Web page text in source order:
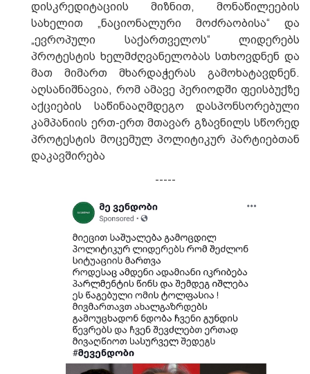
დისკრედიტაციის მიზნით, მონაწილეების
სახელით „ნაციონალური მოძრაობისა“ და
„ევროპული საქართველოს“ ლიდერებს
პროტესტის ხელმძღვანელობას სთხოვდნენ და
მათ მიმართ მხარდაჭერას გამოხატავდნენ.
აღსანიშნავია, რომ ამავე პერიოდში ფეისბუქზე
აქციების საწინააღმდეგო დასპონსორებული
კამპანიის ერთ-ერთ მთავარ გზავნილს სწორედ
პროტესტის მოცემულ პოლიტიკურ პარტიებთან
დაკავშირება
-----